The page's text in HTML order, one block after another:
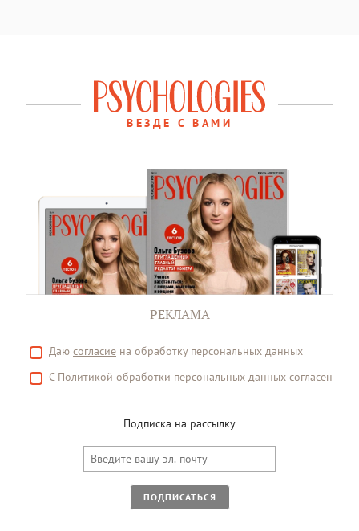
ВЕЗДЕ С ВАМИ
РЕКЛАМА
Даю согласие на обработку персональных данных
С Политикой обработки персональных данных согласен
Подписка на рассылку
ПОДПИСАТЬСЯ